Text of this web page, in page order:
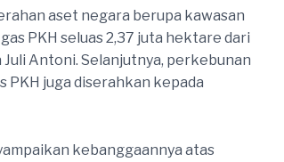
aset negara berupa kawasan
PKH seluas 2,37 juta hektare dari
Antoni. Selanjutnya, perkebunan
PKH juga diserahkan kepada
kebanggaannya atas